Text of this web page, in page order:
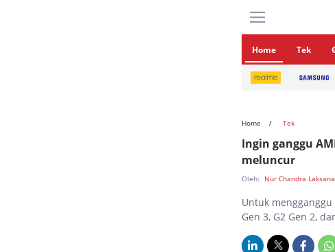
Home Tek
Home Tek
Ingin ganggu
meluncur
Oleh: Nur Chandra Laksana
Untuk
Gen 3, G2 Gen 2,